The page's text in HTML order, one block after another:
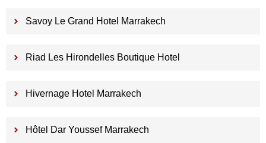
Savoy Le Grand Hotel Marrakech
Riad Les Hirondelles Boutique Hotel
Hivernage Hotel Marrakech
Hôtel Dar Youssef Marrakech